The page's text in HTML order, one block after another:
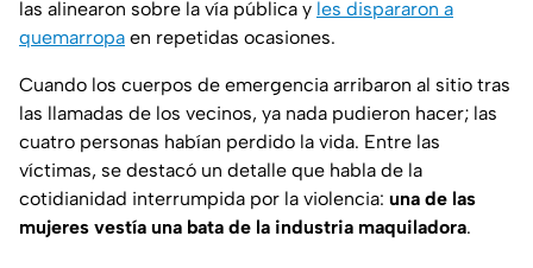
las alinearon sobre la vía pública y les dispararon a
quemarropa en repetidas ocasiones.
Cuando los cuerpos de emergencia arribaron al sitio tras
las llamadas de los vecinos, ya nada pudieron hacer; las
cuatro personas habían perdido la vida. Entre las
víctimas, se destacó un detalle que habla de la
cotidianidad interrumpida por la violencia: una de las
mujeres vestía una bata de la industria maquiladora.